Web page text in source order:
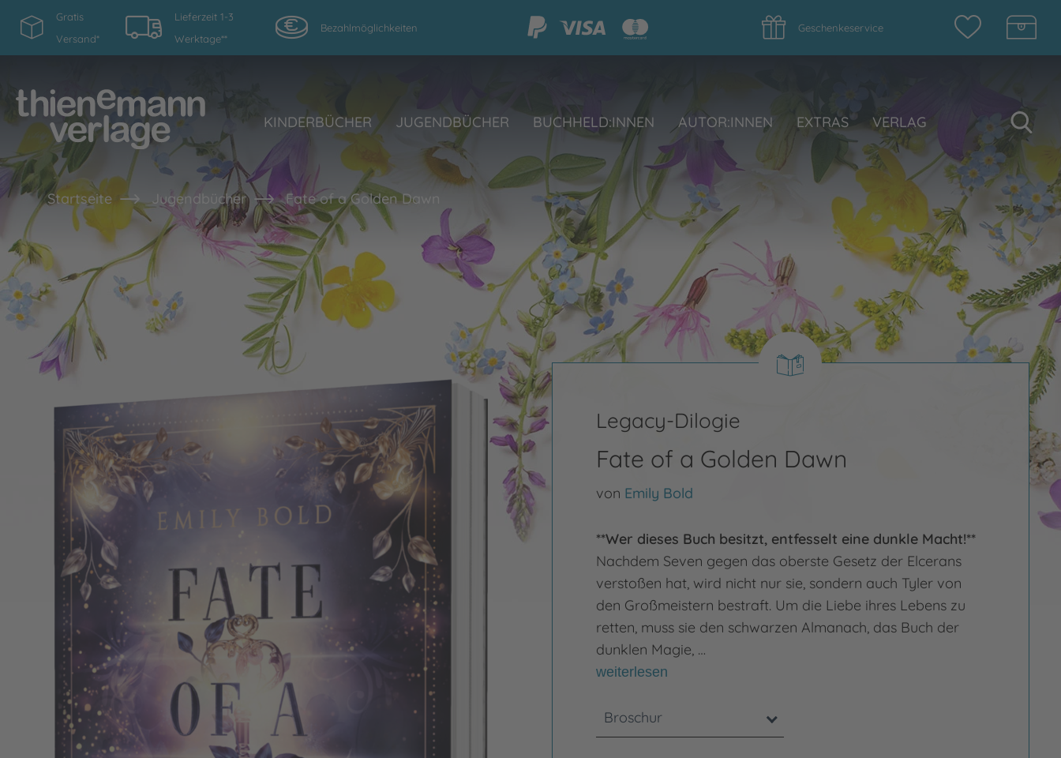
Gratis
Versand*
Lieferzeit 1-3
Werktage**
Bezahlmöglichkeiten Geschenkeservice
KINDERBÜCHER JUGENDBÜCHER BUCHHELD:INNEN AUTOR:INNEN EXTRAS VERLAG
Startseite Jugendbücher Fate of a Golden Dawn
Legacy-Dilogie
Fate of a Golden Dawn
von Emily Bold
**Wer dieses Buch besitzt, entfesselt eine dunkle Macht!**
Nachdem Seven gegen das oberste Gesetz der Elcerans
verstoßen hat, wird nicht nur sie, sondern auch Tyler von
den Großmeistern bestraft. Um die Liebe ihres Lebens zu
retten, muss sie den schwarzen Almanach, das Buch der
dunklen Magie, …
weiterlesen
Broschur